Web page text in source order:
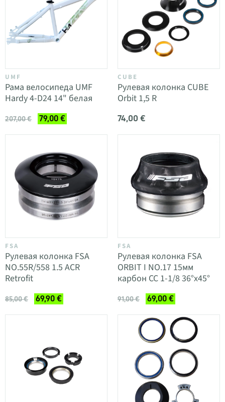
UMF
Рама велосипеда UMF
Hardy 4-D24 14" белая
207,00 € 79,00 €
CUBE
Рулевая колонка CUBE
Orbit 1,5 R
74,00 €
FSA
Рулевая колонка FSA
NO.55R/558 1.5 ACR
Retrofit
85,00 € 69,90 €
FSA
Рулевая колонка FSA
ORBIT I NO.17 15мм
карбон CC 1-1/8 36°x45°
91,00 € 69,00 €